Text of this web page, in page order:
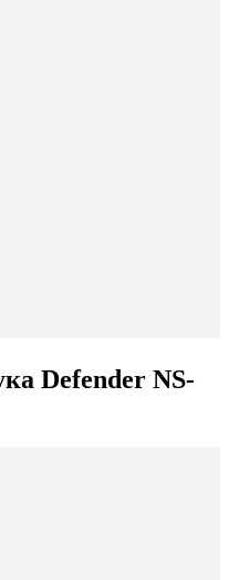
Defender NS-